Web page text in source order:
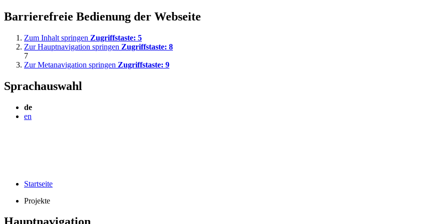
Barrierefreie Bedienung der Webseite
Zum Inhalt springen Zugriffstaste: 5
Zur Hauptnavigation springen Zugriffstaste: 8
7
Zur Metanavigation springen Zugriffstaste: 9
Sprachauswahl
de
en
Startseite
Projekte